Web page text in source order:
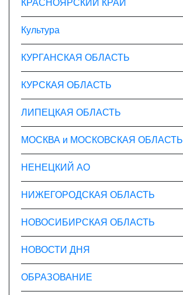
Культура
КУРГАНСКАЯ ОБЛАСТЬ
КУРСКАЯ ОБЛАСТЬ
ЛИПЕЦКАЯ ОБЛАСТЬ
МОСКВА и МОСКОВСКАЯ ОБЛАСТЬ
НЕНЕЦКИЙ АО
НИЖЕГОРОДСКАЯ ОБЛАСТЬ
НОВОСИБИРСКАЯ ОБЛАСТЬ
НОВОСТИ ДНЯ
ОБРАЗОВАНИЕ